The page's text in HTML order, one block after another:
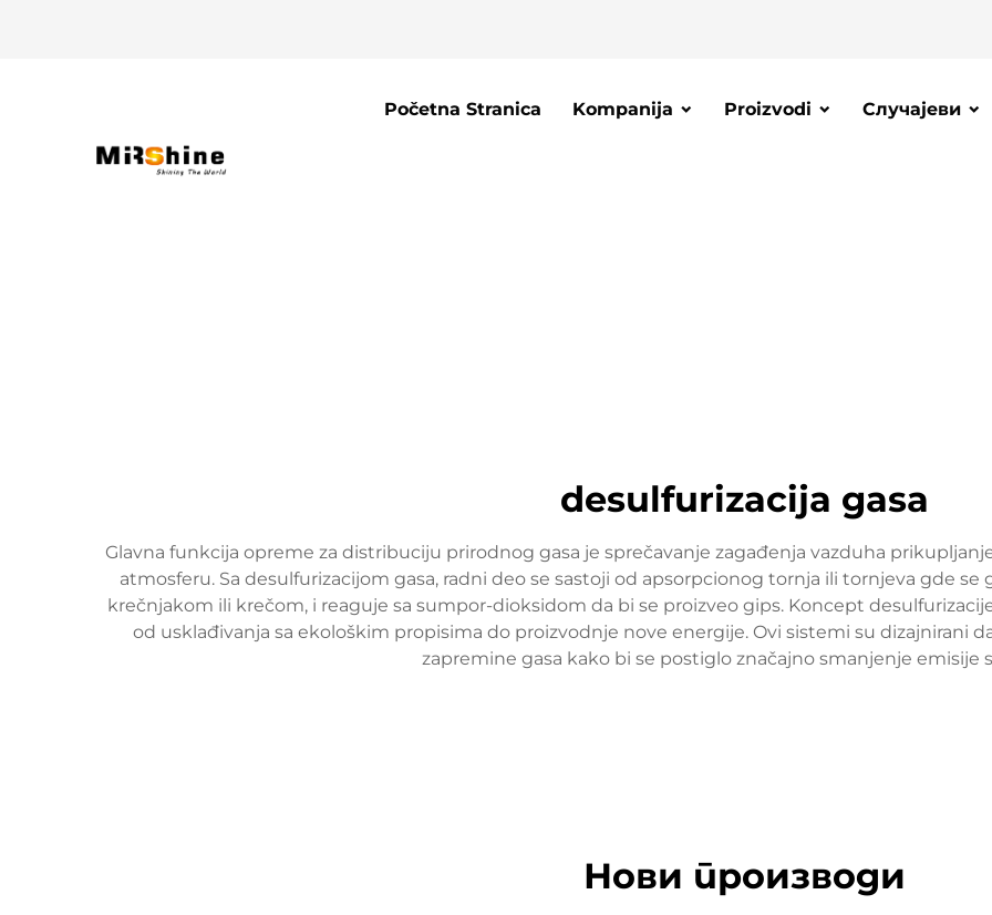
Početna Stranica Kompanija Proizvodi Случајеви
desulfurizacija gasa
Glavna funkcija opreme za distribuciju prirodnog gasa je sprečavanje zagađenja vazduha
atmosferu. Sa desulfurizacijom gasa, radni deo se sastoji od apsorpcionog tornja ili tornjeva gde
krečnjakom ili krečom, i reaguje sa sumpor-dioksidom da bi se proizveo gips. Koncept
od usklađivanja sa ekološkim propisima do proizvodnje nove energije. Ovi sistemi su dizajnirani
zapremine gasa kako bi se postiglo značajno smanjenje emisije
Нови производи